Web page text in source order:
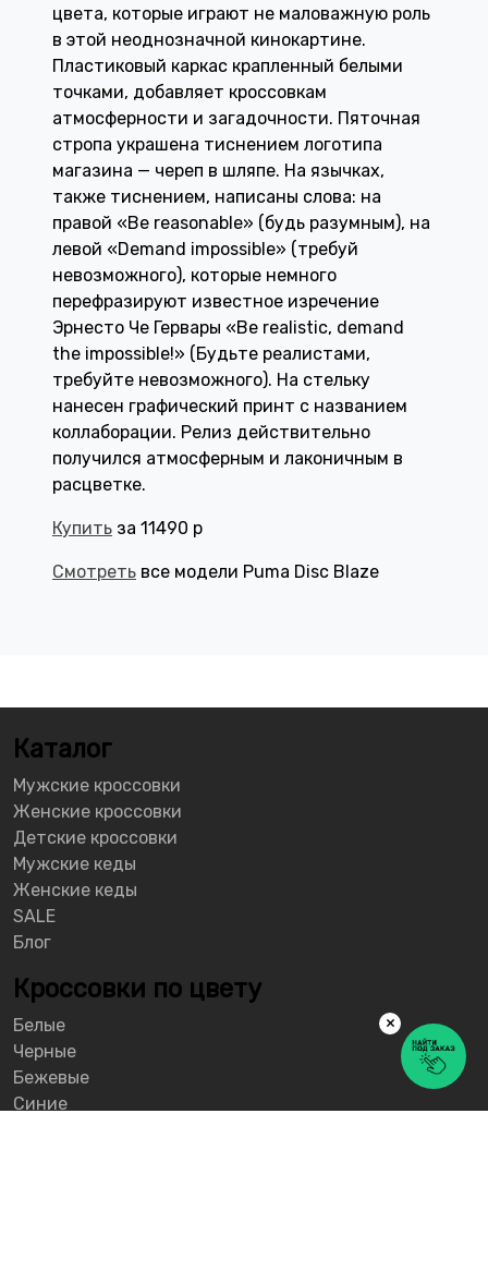
цвета, которые играют не маловажную роль
в этой неоднозначной кинокартине.
Пластиковый каркас крапленный белыми
точками, добавляет кроссовкам
атмосферности и загадочности. Пяточная
стропа украшена тиснением логотипа
магазина — череп в шляпе. На язычках,
также тиснением, написаны слова: на
правой «Be reasonable» (будь разумным), на
левой «Demand impossible» (требуй
невозможного), которые немного
перефразируют известное изречение
Эрнесто Че Гервары «Be realistic, demand
the impossible!» (Будьте реалистами,
требуйте невозможного). На стельку
нанесен графический принт с названием
коллаборации. Релиз действительно
получился атмосферным и лаконичным в
расцветке.
Купить за 11490 р
Смотреть все модели Puma Disc Blaze
Каталог
Мужские кроссовки
Женские кроссовки
Детские кроссовки
Мужские кеды
Женские кеды
SALE
Блог
Кроссовки по цвету
Белые
Черные
Бежевые
Синие
×